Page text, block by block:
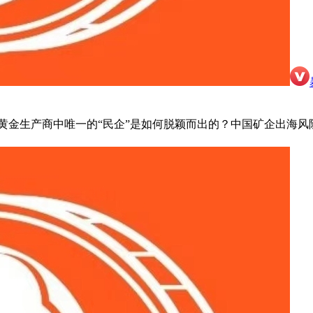
生产商中唯一的“民企”是如何脱颖而出的？中国矿企出海风